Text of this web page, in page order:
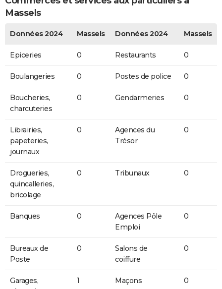
Massels
Données 2024 Massels Données 2024 Massels
Epiceries 0 Restaurants 0
Boulangeries 0 Postes de police 0
Boucheries,
charcuteries
0 Gendarmeries 0
Librairies,
papeteries,
journaux
0
Agences du
Trésor
0
Drogueries,
quincalleries,
bricolage
0 Tribunaux 0
Banques 0
Agences Pôle
Emploi
0
Bureaux de
Poste
0
Salons de
coiffure
0
Garages,
1 Maçons 0